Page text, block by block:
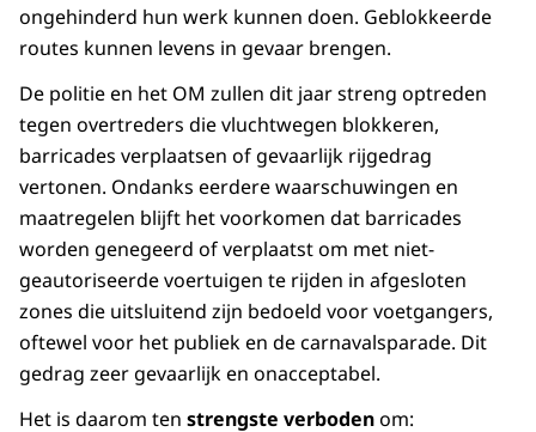
ongehinderd hun werk kunnen doen. Geblokkeerde
routes kunnen levens in gevaar brengen.
De politie en het OM zullen dit jaar streng optreden
tegen overtreders die vluchtwegen blokkeren,
barricades verplaatsen of gevaarlijk rijgedrag
vertonen. Ondanks eerdere waarschuwingen en
maatregelen blijft het voorkomen dat barricades
worden genegeerd of verplaatst om met niet-
geautoriseerde voertuigen te rijden in afgesloten
zones die uitsluitend zijn bedoeld voor voetgangers,
oftewel voor het publiek en de carnavalsparade. Dit
gedrag zeer gevaarlijk en onacceptabel.
Het is daarom ten strengste verbodenom: